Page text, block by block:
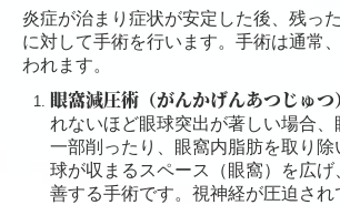
炎症が治まり症状が安定した後、残っ
に対して手術を行います。手術は通常
われます。
眼窩減圧術（がんかげんあつじゅつ）
れないほど眼球突出が著しい場合、
一部削ったり、眼窩内脂肪を取り除
球が収まるスペース（眼窩）を広げ
善する手術です。視神経が圧迫され